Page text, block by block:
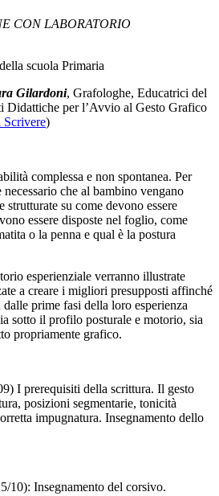
CON LABORATORIO
scuola Primaria
Gilardoni, Grafologhe, Educatrici del
Didattiche per l’Avvio al Gesto Grafico
Scrivere)
complessa e non spontanea. Per
necessario che al bambino vengano
su come devono essere
essere disposte nel foglio, come
o la penna e qual è la postura
esperienziale verranno illustrate
a creare i migliori presupposti affinché
prime fasi della loro esperienza
sotto il profilo posturale e motorio, sia
propriamente grafico.
I prerequisiti della scrittura. Il gesto
posizioni segmentarie, tonicità
impugnatura. Insegnamento dello
10): Insegnamento del corsivo.